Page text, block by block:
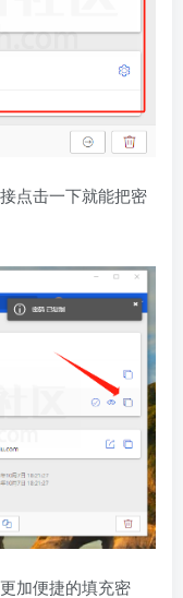
点击一下就能把密
加便捷的填充密